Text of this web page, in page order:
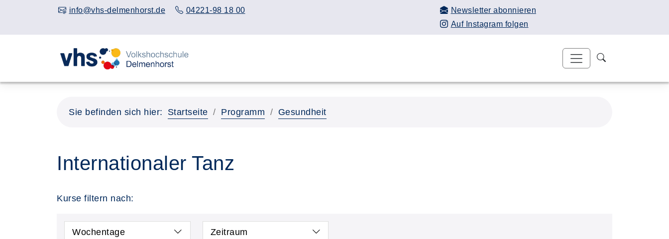
info@vhs-delmenhorst.de 04221-98 18 00
Newsletter abonnieren
Auf Instagram folgen
Sie befinden sich hier: Startseite Programm Gesundheit
Internationaler Tanz
Kurse filtern nach:
Wochentage Zeitraum